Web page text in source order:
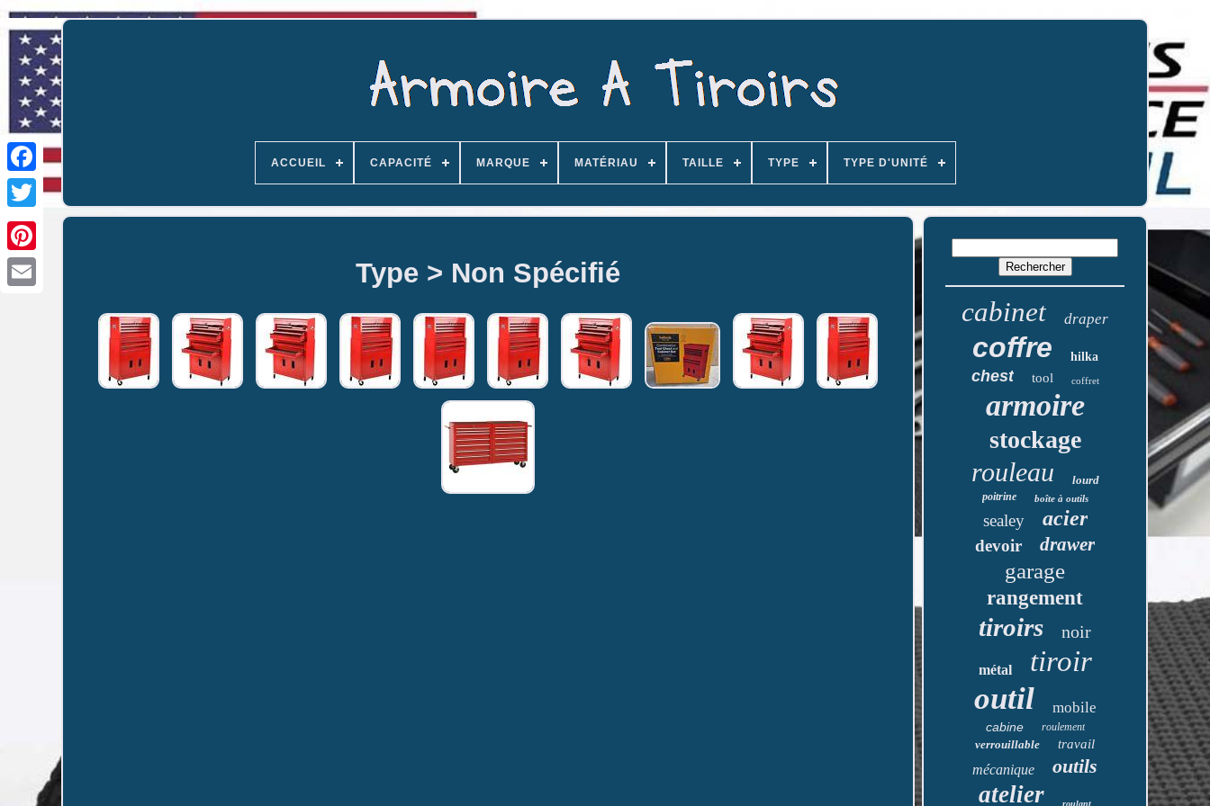
ACCUEIL CAPACITÉ MARQUE MATÉRIAU TAILLE TYPE TYPE D'UNITÉ
Type > Non Spécifié
cabinet
draper
coffre hilka
chest tool coffret
armoire
stockage
rouleau lourd
poitrine boîte à outils
sealey acier
devoir drawer
garage
rangement
tiroirs noir
métal tiroir
outil mobile
cabine roulement
verrouillable travail
mécanique outils
atelier roulant